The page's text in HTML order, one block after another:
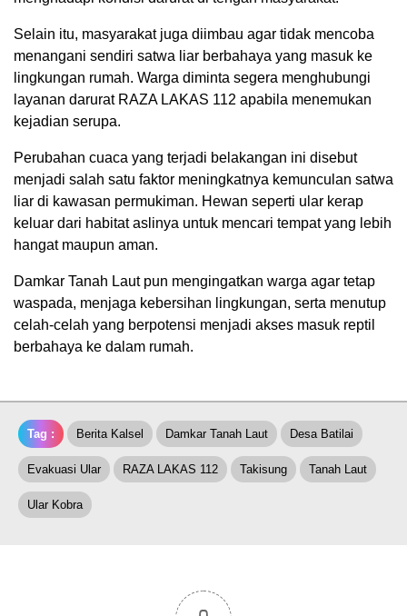
Selain itu, masyarakat juga diimbau agar tidak mencoba
menangani sendiri satwa liar berbahaya yang masuk ke
lingkungan rumah. Warga diminta segera menghubungi
layanan darurat RAZA LAKAS 112 apabila menemukan
kejadian serupa.
Perubahan cuaca yang terjadi belakangan ini disebut
menjadi salah satu faktor meningkatnya kemunculan satwa
liar di kawasan permukiman. Hewan seperti ular kerap
keluar dari habitat aslinya untuk mencari tempat yang lebih
hangat maupun aman.
Damkar Tanah Laut pun mengingatkan warga agar tetap
waspada, menjaga kebersihan lingkungan, serta menutup
celah-celah yang berpotensi menjadi akses masuk reptil
berbahaya ke dalam rumah.
Tag : Berita Kalsel Damkar Tanah Laut Desa Batilai
Evakuasi Ular RAZA LAKAS 112 Takisung Tanah Laut
Ular Kobra